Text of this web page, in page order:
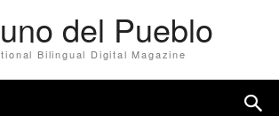
del Pueblo
Bilingual Digital Magazine